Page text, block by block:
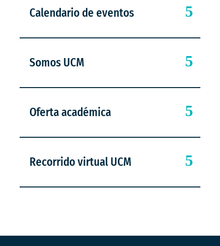
Calendario de eventos
Somos UCM
Oferta académica
Recorrido virtual UCM